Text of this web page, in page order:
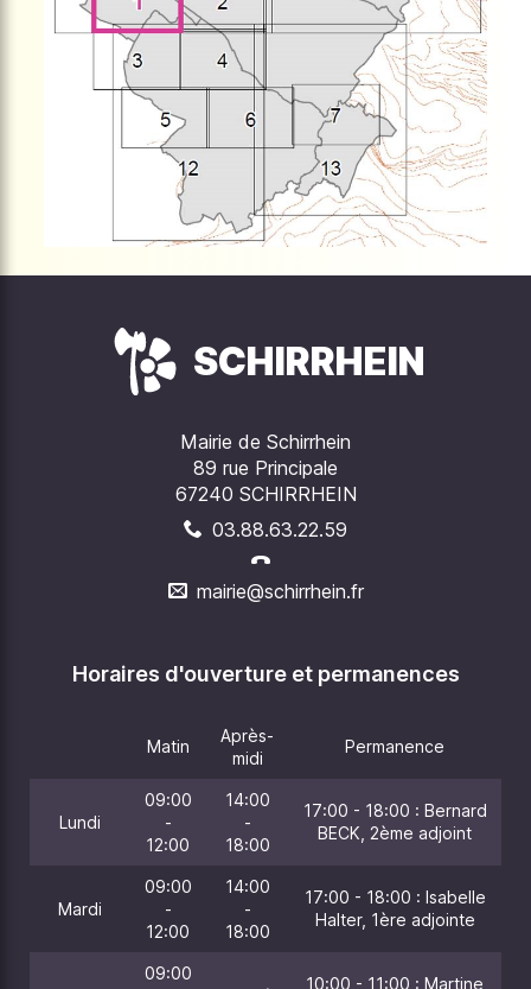
SCHIRRHEIN
Mairie de Schirrhein
89 rue Principale
67240 SCHIRRHEIN
03.88.63.22.59
mairie@schirrhein.fr
Horaires d'ouverture et permanences
Matin
Après-
midi
Permanence
Lundi
09:00
-
12:00
14:00
-
18:00
17:00 - 18:00 : Bernard
BECK, 2ème adjoint
Mardi
09:00
-
12:00
14:00
-
18:00
17:00 - 18:00 : Isabelle
Halter, 1ère adjointe
09:00
10:00 - 11:00 : Martine